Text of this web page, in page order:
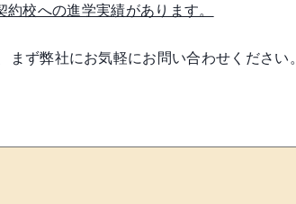
校への進学実績があります。
ず弊社にお気軽にお問い合わせください。